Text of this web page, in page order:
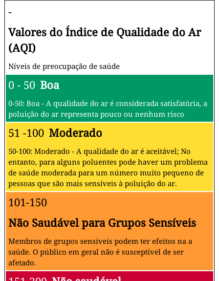
-
Valores do Índice de Qualidade do Ar
(AQI)
Níveis de preocupação de saúde
0 - 50 Boa
0-50: Boa - A qualidade do ar é considerada satisfatória, a
poluição do ar representa pouco ou nenhum risco
51 -100 Moderado
50-100: Moderado - A qualidade do ar é aceitável; No
entanto, para alguns poluentes pode haver um problema
de saúde moderada para um número muito pequeno de
pessoas que são mais sensíveis à poluição do ar.
101-150
Não Saudável para Grupos Sensíveis
Membros de grupos sensíveis podem ter efeitos na a
saúde. O público em geral não é susceptível de ser
afetado.